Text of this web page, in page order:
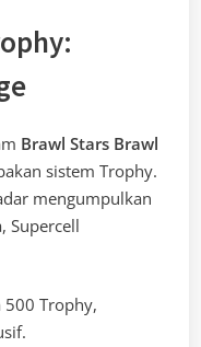
Brawl Stars Brawl
sistem Trophy.
mengumpulkan
Supercell
500 Trophy,